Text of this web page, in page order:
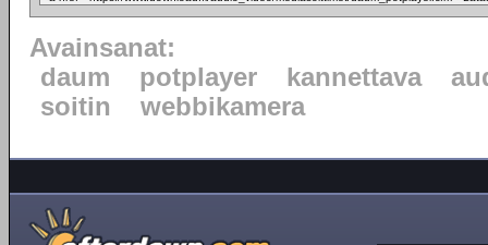
Avainsanat:
daum
potplayer kannettava
soitin
webbikamera